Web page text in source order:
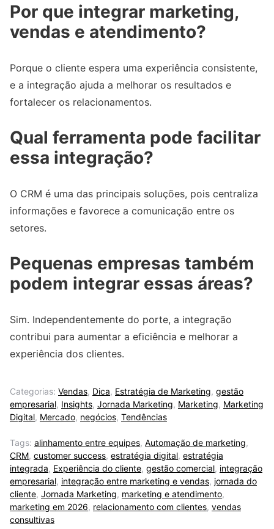
Por que integrar marketing,
vendas e atendimento?
Porque o cliente espera uma experiência consistente,
e a integração ajuda a melhorar os resultados e
fortalecer os relacionamentos.
Qual ferramenta pode facilitar
essa integração?
O CRM é uma das principais soluções, pois centraliza
informações e favorece a comunicação entre os
setores.
Pequenas empresas também
podem integrar essas áreas?
Sim. Independentemente do porte, a integração
contribui para aumentar a eficiência e melhorar a
experiência dos clientes.
Categorias: Vendas, Dica, Estratégia de Marketing, gestão
empresarial, Insights, Jornada Marketing, Marketing, Marketing
Digital, Mercado, negócios, Tendências
Tags: alinhamento entre equipes, Automação de marketing,
CRM, customer success, estratégia digital, estratégia
integrada, Experiência do cliente, gestão comercial, integração
empresarial, integração entre marketing e vendas, jornada do
cliente, Jornada Marketing, marketing e atendimento,
marketing em 2026, relacionamento com clientes, vendas
consultivas